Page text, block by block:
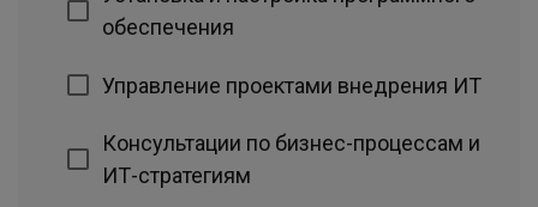
обеспечения
Управление проектами внедрения ИТ
Консультации по бизнес-процессам и
ИТ-стратегиям